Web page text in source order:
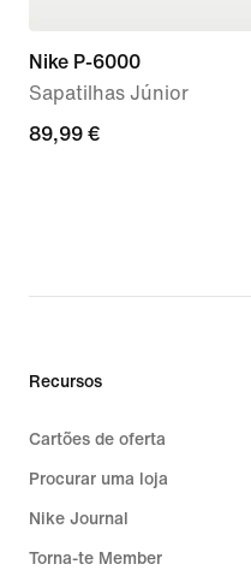
Nike P-6000
Sapatilhas Júnior
89,99
89,99 €
Recursos
Cartões de oferta
Procurar uma loja
Nike Journal
Torna-te Member